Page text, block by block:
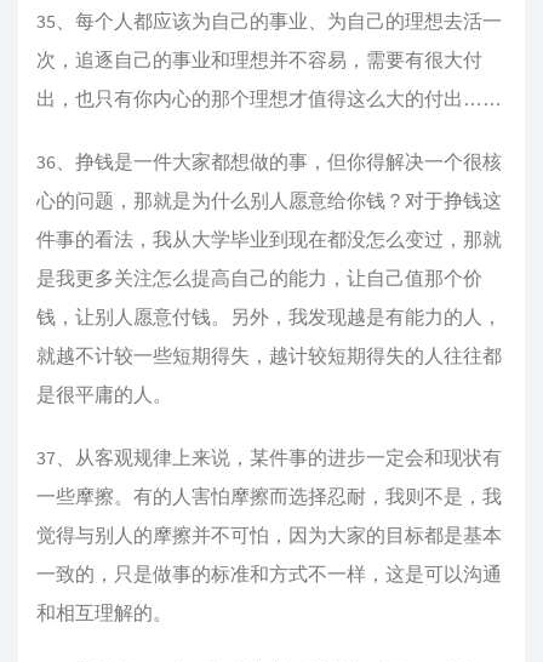
35、每个人都应该为自己的事业、为自己的理想去活一
次，追逐自己的事业和理想并不容易，需要有很大付
出，也只有你内心的那个理想才值得这么大的付出……
36、挣钱是一件大家都想做的事，但你得解决一个很核
心的问题，那就是为什么别人愿意给你钱？对于挣钱这
件事的看法，我从大学毕业到现在都没怎么变过，那就
是我更多关注怎么提高自己的能力，让自己值那个价
钱，让别人愿意付钱。另外，我发现越是有能力的人，
就越不计较一些短期得失，越计较短期得失的人往往都
是很平庸的人。
37、从客观规律上来说，某件事的进步一定会和现状有
一些摩擦。有的人害怕摩擦而选择忍耐，我则不是，我
觉得与别人的摩擦并不可怕，因为大家的目标都是基本
一致的，只是做事的标准和方式不一样，这是可以沟通
和相互理解的。